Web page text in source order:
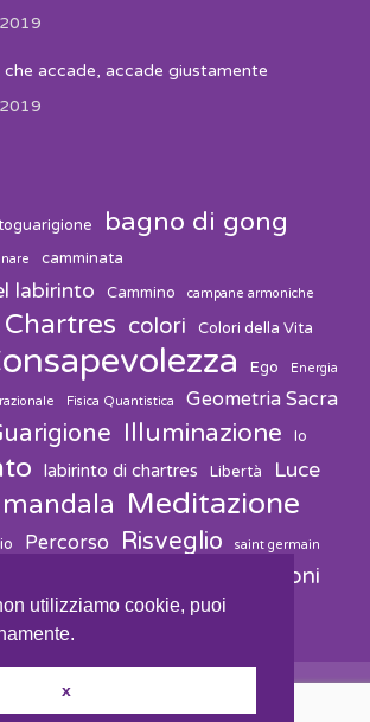
accade, accade giustamente
bagno di gong
camminata
labirinto Cammino campane armoniche
Chartres colori Colori della Vita
Ego Energia
Fisica Quantistica Geometria Sacra
Illuminazione Io
labirinto di chartres Libertà Luce
mandala Meditazione
Percorso Risveglio saint germain
vibrazioni
utilizziamo cookie, puoi
x